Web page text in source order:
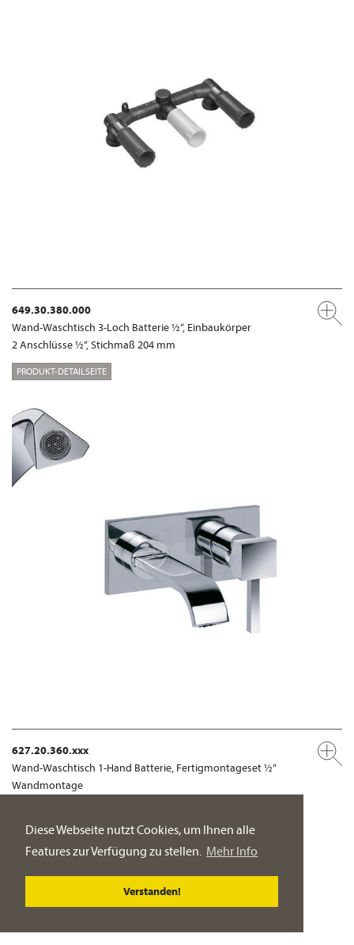
Diese Webseite nutzt Cookies, um Ihnen alle
Features zur Verfügung zu stellen. Mehr Info
Verstanden!
649.30.380.000
Wand-Waschtisch 3-Loch Batterie ½“, Einbaukörper
2 Anschlüsse ½“, Stichmaß 204 mm
PRODUKT-DETAILSEITE
627.20.360.xxx
Wand-Waschtisch 1-Hand Batterie, Fertigmontageset ½“
Wandmontage